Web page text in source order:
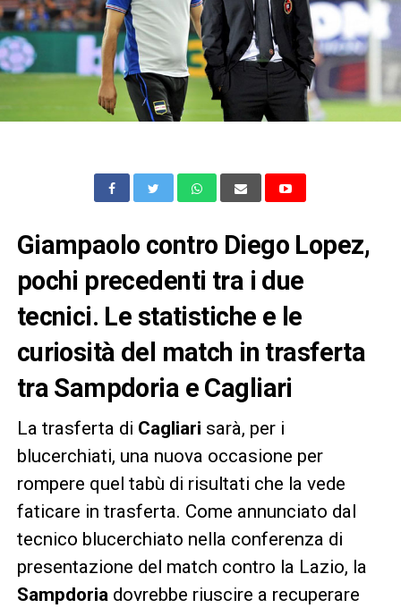
Giampaolo contro Diego Lopez,
pochi precedenti tra i due
tecnici. Le statistiche e le
curiosità del match in trasferta
tra Sampdoria e Cagliari
La trasferta di Cagliari sarà, per i
blucerchiati, una nuova occasione per
rompere quel tabù di risultati che la vede
faticare in trasferta. Come annunciato dal
tecnico blucerchiato nella conferenza di
presentazione del match contro la Lazio, la
Sampdoria dovrebbe riuscire a recuperare